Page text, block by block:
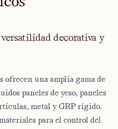
decorativa y
ofrecen una amplia gama de
paneles de yeso, paneles
metal y GRP rígido.
para el control del